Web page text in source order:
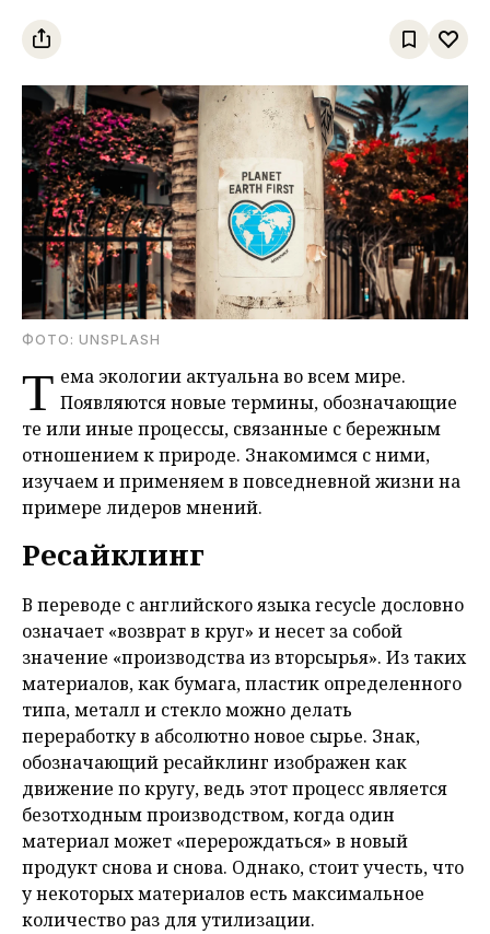
ФОТО: UNSPLASH
Т ема экологии актуальна во всем мире.
Появляются новые термины, обозначающие
те или иные процессы, связанные с бережным
отношением к природе. Знакомимся с ними,
изучаем и применяем в повседневной жизни на
примере лидеров мнений.
Ресайклинг
В переводе с английского языка recycle дословно
означает «возврат в круг» и несет за собой
значение «производства из вторсырья». Из таких
материалов, как бумага, пластик определенного
типа, металл и стекло можно делать
переработку в абсолютно новое сырье. Знак,
обозначающий ресайклинг изображен как
движение по кругу, ведь этот процесс является
безотходным производством, когда один
материал может «перерождаться» в новый
продукт снова и снова. Однако, стоит учесть, что
у некоторых материалов есть максимальное
количество раз для утилизации.